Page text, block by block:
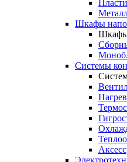
Шкафы
Шкафы
Системы